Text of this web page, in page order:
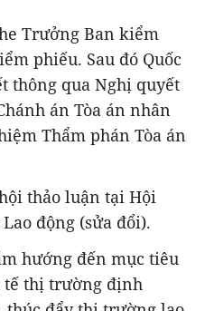
Trưởng Ban kiểm
phiếu. Sau đó Quốc
thông qua Nghị quyết
án Tòa án nhân
Thẩm phán Tòa án
thảo luận tại Hội
động (sửa đổi).
hướng đến mục tiêu
tế thị trường định